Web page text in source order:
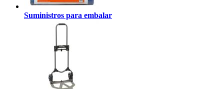
Suministros para embalar